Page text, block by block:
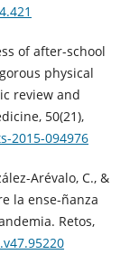
of after-school
physical
review and
50(21),
2015-094976
Arévalo, C., &
la ense-ñanza
Retos,